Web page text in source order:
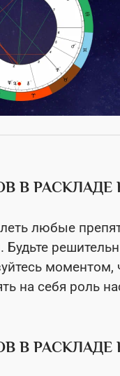
В
любые
Будьте
моментом,
на себя роль
В